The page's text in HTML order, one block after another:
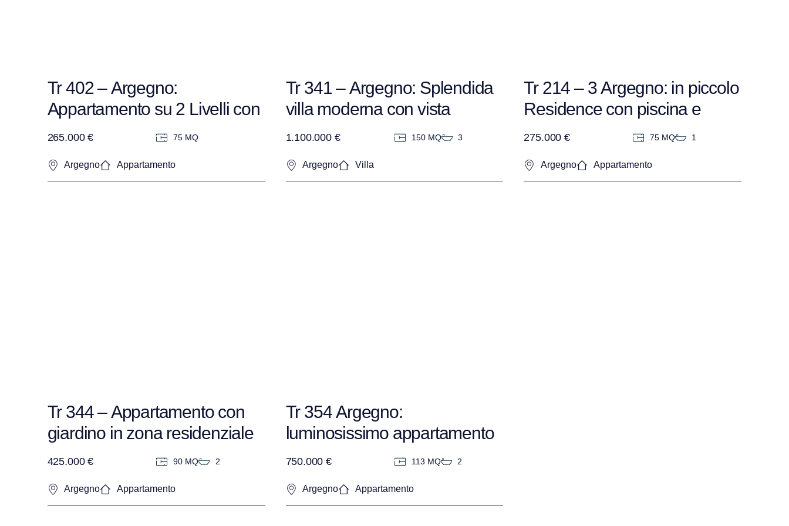
Tr 402 – Argegno:
Appartamento su 2 Livelli con
vista Lago in Residence –
265.000 € 75 MQ
Argegno Appartamento
Tr 341 – Argegno: Splendida
villa moderna con vista
panoramica sul lago e piscina
1.100.000 € 150 MQ 3
Argegno Villa
Tr 214 – 3 Argegno: in piccolo
Residence con piscina e
bellissima vista lago e
275.000 € 75 MQ 1
Argegno Appartamento
Tr 344 – Appartamento con
giardino in zona residenziale
425.000 € 90 MQ 2
Argegno Appartamento
Tr 354 Argegno:
luminosissimo appartamento
al piano attico con bellissima
750.000 € 113 MQ 2
Argegno Appartamento